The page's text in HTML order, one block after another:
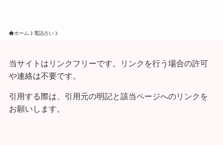
ホーム 電話占い
当サイトはリンクフリーです。リンクを行う場合の許可
や連絡は不要です。
引用する際は、引用元の明記と該当ページへのリンクを
お願いします。